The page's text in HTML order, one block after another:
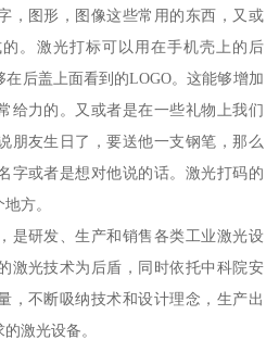
，图形，图像这些常用的东西，又或
。激光打标可以用在手机壳上的后
后盖上面看到的LOGO。这能够增加
给力的。又或者是在一些礼物上我们
朋友生日了，要送他一支钢笔，那么
字或者是想对他说的话。激光打码的
方。
是研发、生产和销售各类工业激光设
激光技术为后盾，同时依托中科院安
，不断吸纳技术和设计理念，生产出
激光设备。